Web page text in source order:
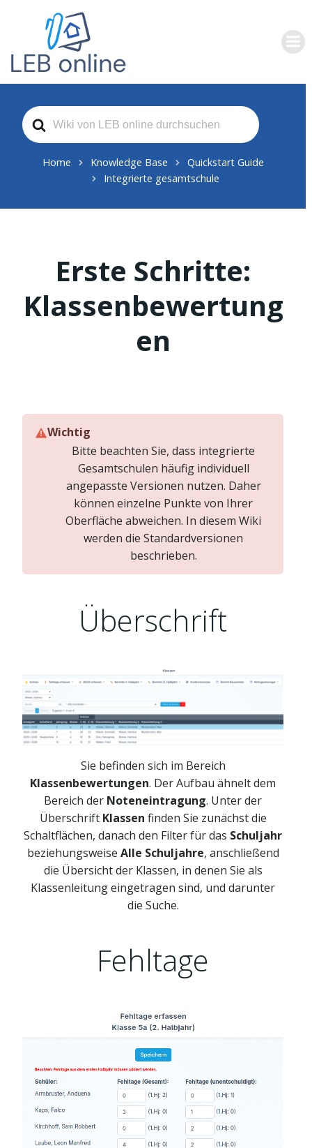
Search
For
Home Knowledge Base
Quickstart Guide
Integrierte gesamtschule
Erste Schritte:
Klassenbewertung
en
Wichtig
Bitte beachten Sie, dass integrierte
Gesamtschulen häufig individuell
angepasste Versionen nutzen. Daher
können einzelne Punkte von Ihrer
Oberfläche abweichen. In diesem Wiki
werden die Standardversionen
beschrieben.
Überschrift
Sie befinden sich im Bereich
Klassenbewertungen. Der Aufbau ähnelt dem
Bereich der Noteneintragung. Unter der
Überschrift Klassen finden Sie zunächst die
Schaltflächen, danach den Filter für das Schuljahr
beziehungsweise Alle Schuljahre, anschließend
die Übersicht der Klassen, in denen Sie als
Klassenleitung eingetragen sind, und darunter
die Suche.
Fehltage